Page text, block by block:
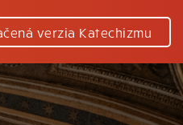
verzia Katechizmu